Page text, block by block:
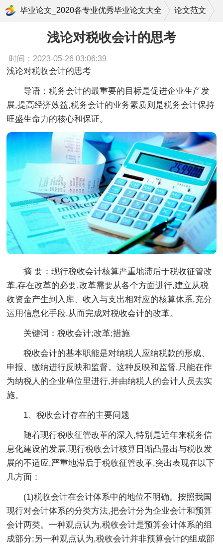
毕业论文_2020各专业优秀毕业论文大全 论文范文
浅论对税收会计的思考
时间：2023-05-26 03:06:39
浅论对税收会计的思考
导语：税务会计的最重要的目标是促进企业生产发
展,提高经济效益,税务会计的业务素质则是税务会计保持
旺盛生命力的核心和保证。
摘 要：现行税收会计核算严重地滞后于税收征管改
革,存在改革的必要,改革需要从各个方面进行,建立从税
收资金产生到入库、收入与支出相对应的核算体系,充分
运用信息化手段,从而完成对税收会计的改革。
关键词：税收会计;改革;措施
税收会计的基本职能是对纳税人应纳税款的形成、
申报、缴纳进行反映和监督。这种反映和监督,只能在作
为纳税人的企业单位里进行,并由纳税人的会计人员去实
施。
1、税收会计存在的主要问题
随着现行税收征管改革的深入,特别是近年来税务信
息化建设的发展,现行税收会计核算日渐凸显出与税收发
展的不适应,严重地滞后于税收征管改革,突出表现在以下
几方面：
(1)税收会计在会计体系中的地位不明确。按照我国
现行对会计体系的分类方法,把会计分为企业会计和预算
会计两类。一种观点认为,税收会计是预算会计体系的组
成部分;另一种观点认为,税收会计并非预算会计的组成部